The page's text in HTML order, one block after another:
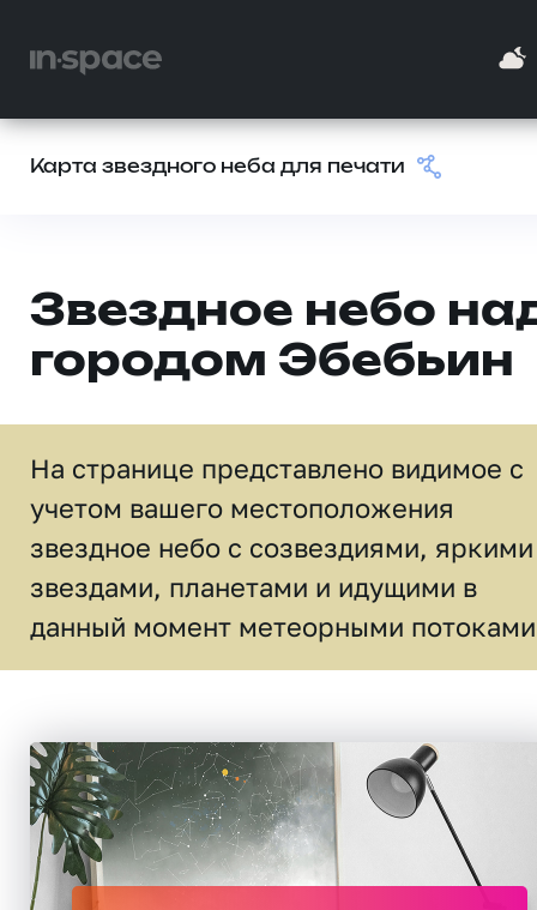
Карта звездного неба для печати
Звездное небо
городом Эбебьин
На странице представлено видимое c
учетом вашего местоположения
звездное небо c созвездиями, яркими
звездами, планетами и идущими в
данный момент метеорными